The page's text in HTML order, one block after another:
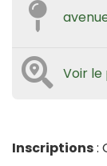
Voir le
Inscriptions: